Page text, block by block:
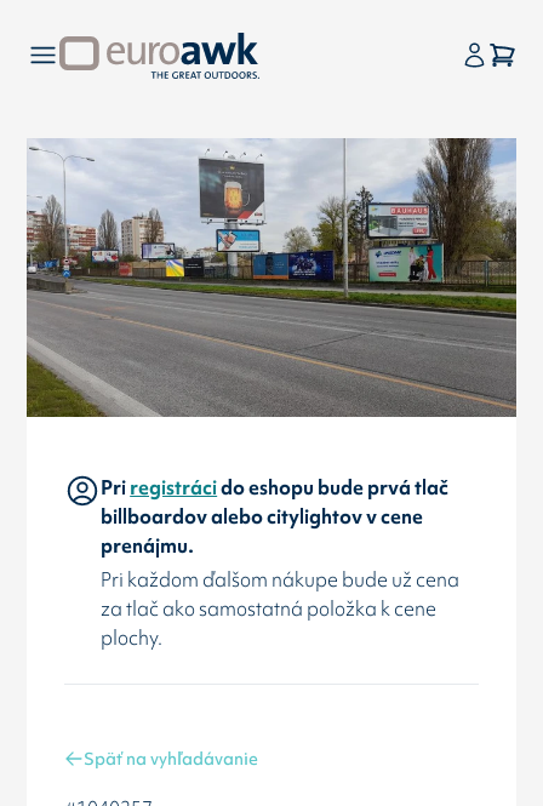
Priregistrácido eshopu bude prvá tlač
billboardov alebo citylightov v cene
prenájmu.
Pri každom ďalšom nákupe bude už cena
za tlač ako samostatná položka k cene
plochy.
Späť na vyhľadávanie